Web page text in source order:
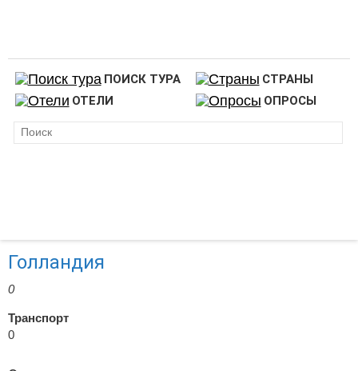
ПОИСК ТУРА
СТРАНЫ
ОТЕЛИ
ОПРОСЫ
Голландия
0
Транспорт
0